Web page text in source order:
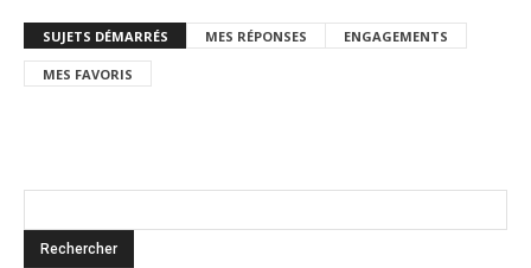
SUJETS DÉMARRÉS MES RÉPONSES ENGAGEMENTS
MES FAVORIS